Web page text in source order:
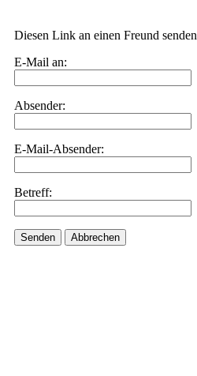
Diesen Link an einen Freund senden
E-Mail an:
Absender:
E-Mail-Absender:
Betreff:
Senden Abbrechen